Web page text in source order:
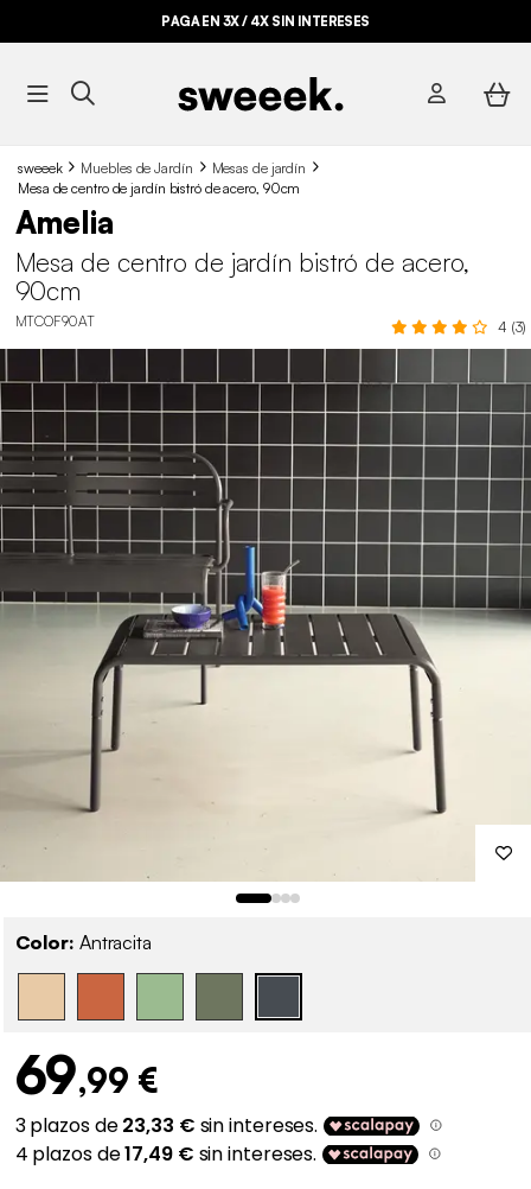
PAGA EN 3X / 4X SIN INTERESES
sweeek Muebles de Jardín
Mesas de jardín
Mesa de centro de jardín bistró de acero, 90cm
Amelia
Mesa de centro de jardín bistró de acero,
90cm
MTCOF90AT 4 (3)
Color: Antracita
69,99 €